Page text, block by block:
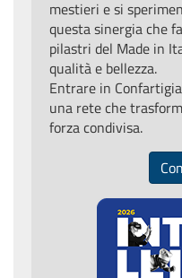
qualità e bellezza.
Entrare in
una rete che
forza condivisa.